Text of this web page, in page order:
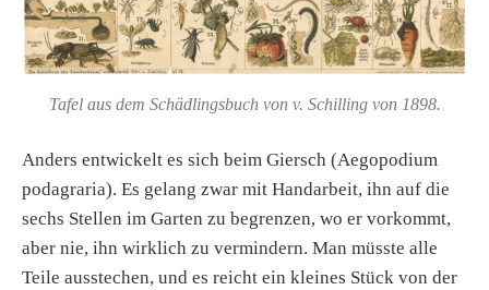
Tafel aus dem Schädlingsbuch von v. Schilling von 1898.
Anders entwickelt es sich beim Giersch (Aegopodium
podagraria). Es gelang zwar mit Handarbeit, ihn auf die
sechs Stellen im Garten zu begrenzen, wo er vorkommt,
aber nie, ihn wirklich zu vermindern. Man müsste alle
Teile ausstechen, und es reicht ein kleines Stück von der